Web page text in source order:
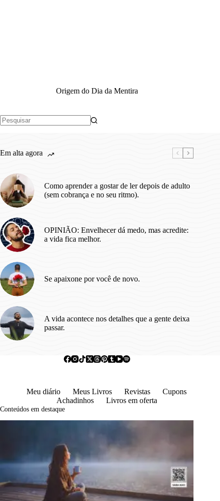
Origem do Dia da Mentira
Em alta agora
Como aprender a gostar de ler depois de adulto
(sem cobrança e no seu ritmo).
OPINIÃO: Envelhecer dá medo, mas acredite:
a vida fica melhor.
Se apaixone por você de novo.
A vida acontece nos detalhes que a gente deixa
passar.
Meu diário Meus Livros Revistas
Cupons
Achadinhos
Livros em oferta
Conteúdos em destaque